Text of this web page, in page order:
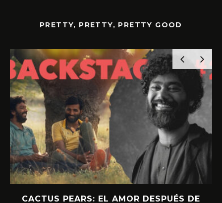
PRETTY, PRETTY, PRETTY GOOD
CACTUS PEARS: EL AMOR DESPUÉS DE